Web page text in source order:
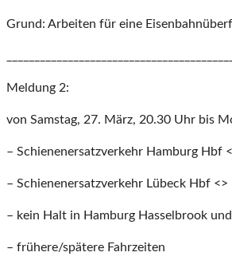
Grund: Arbeiten für eine
Meldung 2:
von Samstag, 27. März, 20.30 Uhr bis
– Schienenersatzverkehr Hamburg Hbf
– Schienenersatzverkehr Lübeck Hbf
– kein Halt in Hamburg Hasselbrook
– frühere/spätere Fahrzeiten